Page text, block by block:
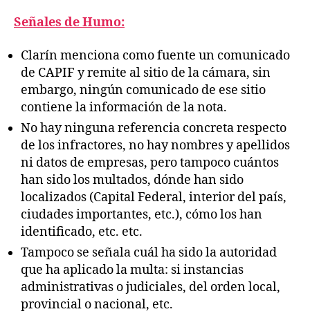
Señales de Humo:
Clarín menciona como fuente un comunicado
de CAPIF y remite al sitio de la cámara, sin
embargo, ningún comunicado de ese sitio
contiene la información de la nota.
No hay ninguna referencia concreta respecto
de los infractores, no hay nombres y apellidos
ni datos de empresas, pero tampoco cuántos
han sido los multados, dónde han sido
localizados (Capital Federal, interior del país,
ciudades importantes, etc.), cómo los han
identificado, etc. etc.
Tampoco se señala cuál ha sido la autoridad
que ha aplicado la multa: si instancias
administrativas o judiciales, del orden local,
provincial o nacional, etc.